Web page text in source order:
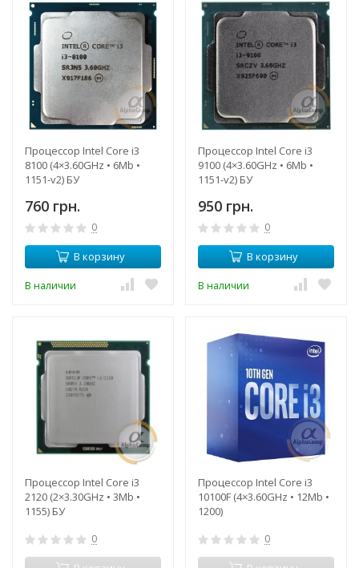
Процессор Intel Core i3
8100 (4×3.60GHz • 6Mb •
1151-v2) БУ
760 грн.
0
В корзину
В наличии
Процессор Intel Core i3
9100 (4×3.60GHz • 6Mb •
1151-v2) БУ
950 грн.
0
В корзину
В наличии
Процессор Intel Core i3
2120 (2×3.30GHz • 3Mb •
1155) БУ
0
Процессор Intel Core i3
10100F (4×3.60GHz • 12Mb •
1200)
0